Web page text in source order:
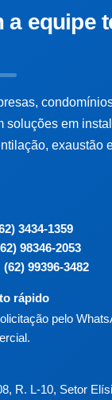
a equipe
soluções em
exaustão
3434-1359
98346-2053
(62) 99396-3482
rápido
pelo
R. L-10, Setor